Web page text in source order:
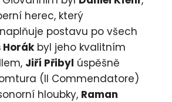
herec, který
postavu po všech
Horákbyl jeho kvalitním
Jiří Přibyl úspěšně
(Il Commendatore)
hloubky, Raman